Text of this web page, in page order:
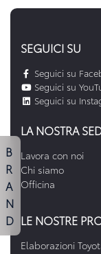
SEGUICI SU
Seguici su
Seguici su
Seguici su
LA NOSTRA
Lavora con noi
Chi siamo
Officina
LE NOSTRE
Elaborazioni
B
R
A
N
D